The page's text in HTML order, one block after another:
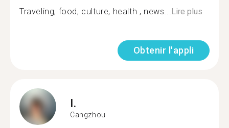
Traveling, food, culture, health , news...Lire plus
Obtenir l'appli
I.
Cangzhou